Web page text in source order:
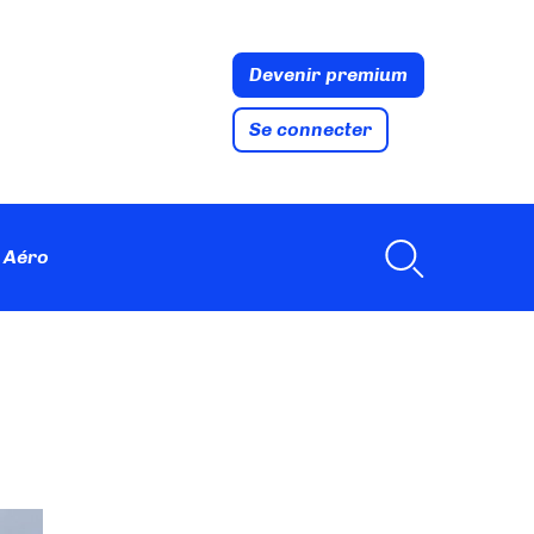
Devenir premium
Se connecter